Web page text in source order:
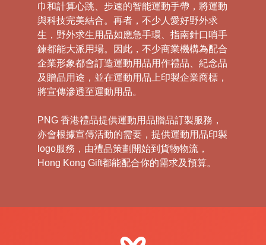
巾和計算心跳、步速的智能運動手帶，將運動
與科技完美結合。再者，不少人愛好野外求
生，野外求生用品如應急手環、指南針口哨手
鍊都能大派用場。因此，不少商業機構為配合
企業形象都會訂造運動用品用作禮品、紀念品
及贈品用途，並在運動用品上印製企業商標，
將宣傳滲透至運動用品。
PNG 香港禮品提供運動用品贈品訂製服務，
亦會根據宣傳活動的需要，提供運動用品印製
logo服務，由禮品策劃開始到貨物物流，
Hong Kong Gift都能配合你的需求及預算。